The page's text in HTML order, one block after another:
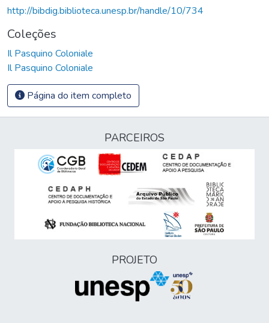
http://bibdig.biblioteca.unesp.br/handle/10/734
Coleções
Il Pasquino Coloniale
Il Pasquino Coloniale
Página do item completo
PARCEIROS
PROJETO